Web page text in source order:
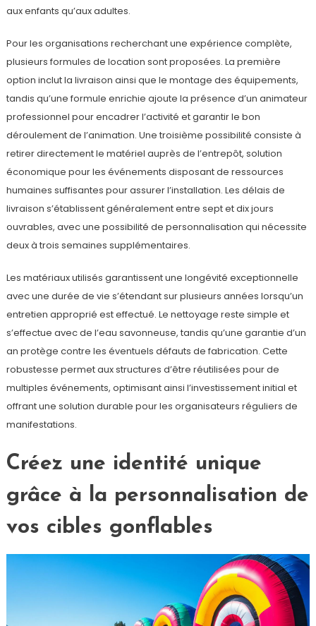
aux enfants qu’aux adultes.
Pour les organisations recherchant une expérience complète,
plusieurs formules de location sont proposées. La première
option inclut la livraison ainsi que le montage des équipements,
tandis qu’une formule enrichie ajoute la présence d’un animateur
professionnel pour encadrer l’activité et garantir le bon
déroulement de l’animation. Une troisième possibilité consiste à
retirer directement le matériel auprès de l’entrepôt, solution
économique pour les événements disposant de ressources
humaines suffisantes pour assurer l’installation. Les délais de
livraison s’établissent généralement entre sept et dix jours
ouvrables, avec une possibilité de personnalisation qui nécessite
deux à trois semaines supplémentaires.
Les matériaux utilisés garantissent une longévité exceptionnelle
avec une durée de vie s’étendant sur plusieurs années lorsqu’un
entretien approprié est effectué. Le nettoyage reste simple et
s’effectue avec de l’eau savonneuse, tandis qu’une garantie d’un
an protège contre les éventuels défauts de fabrication. Cette
robustesse permet aux structures d’être réutilisées pour de
multiples événements, optimisant ainsi l’investissement initial et
offrant une solution durable pour les organisateurs réguliers de
manifestations.
Créez une identité unique
grâce à la personnalisation de
vos cibles gonflables